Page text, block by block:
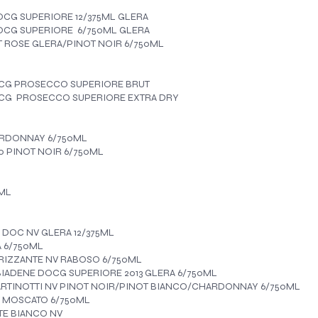
SUPERIORE 12/375ML GLERA
SUPERIORE 6/750ML GLERA
ROSE GLERA/PINOT NOIR 6/750ML
PROSECCO SUPERIORE BRUT
PROSECCO SUPERIORE EXTRA DRY
6/750ML
PINOT NOIR 6/750ML
NV GLERA 12/375ML
6/750ML
NV RABOSO 6/750ML
DOCG SUPERIORE 2013 GLERA 6/750ML
NV PINOT NOIR/PINOT BIANCO/CHARDONNAY 6/750ML
MOSCATO 6/750ML
BIANCO NV